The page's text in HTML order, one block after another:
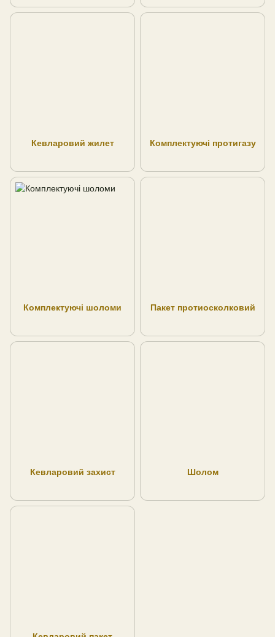
Кевларовий жилет Комплектуючі протигазу
Комплектуючі шоломи Пакет протиосколковий
Кевларовий захист Шолом